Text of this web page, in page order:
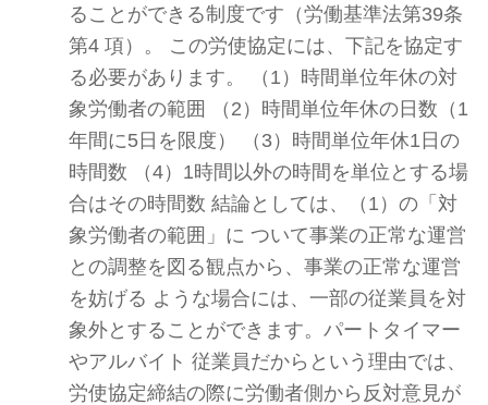
ることができる制度です（労働基準法第39条
第4 項）。 この労使協定には、下記を協定す
る必要があります。 （1）時間単位年休の対
象労働者の範囲 （2）時間単位年休の日数（1
年間に5日を限度） （3）時間単位年休1日の
時間数 （4）1時間以外の時間を単位とする場
合はその時間数 結論としては、（1）の「対
象労働者の範囲」に ついて事業の正常な運営
との調整を図る観点から、事業の正常な運営
を妨げる ような場合には、一部の従業員を対
象外とすることができます。パートタイマー
やアルバイト 従業員だからという理由では、
労使協定締結の際に労働者側から反対意見が